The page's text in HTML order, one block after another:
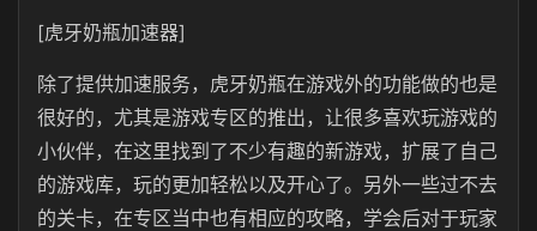
[虎牙奶瓶加速器]
除了提供加速服务，虎牙奶瓶在游戏外的功能做的也是
很好的，尤其是游戏专区的推出，让很多喜欢玩游戏的
小伙伴，在这里找到了不少有趣的新游戏，扩展了自己
的游戏库，玩的更加轻松以及开心了。另外一些过不去
的关卡，在专区当中也有相应的攻略，学会后对于玩家